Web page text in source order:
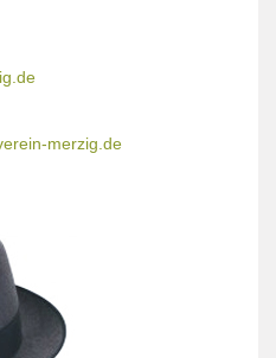
merzig.de